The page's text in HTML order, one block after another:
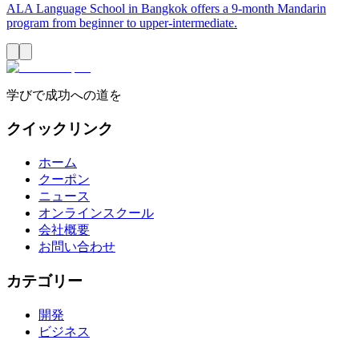
ALA Language School in Bangkok offers a 9-month Mandarin
program from beginner to upper-intermediate.
学びで成功への道を
クイックリンク
ホーム
クーポン
ニュース
オンラインスクール
会社概要
お問い合わせ
カテゴリー
開発
ビジネス